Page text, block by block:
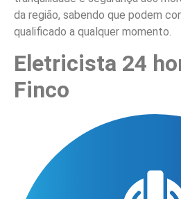
da região, sabendo que podem
qualificado a qualquer momento.
Eletricista 24
Finco